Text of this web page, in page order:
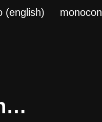
(english) monocon